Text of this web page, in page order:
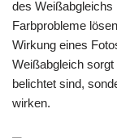
des
Farbprobleme
Wirkung eines
Weißabgleich
belichtet sind,
wirken.